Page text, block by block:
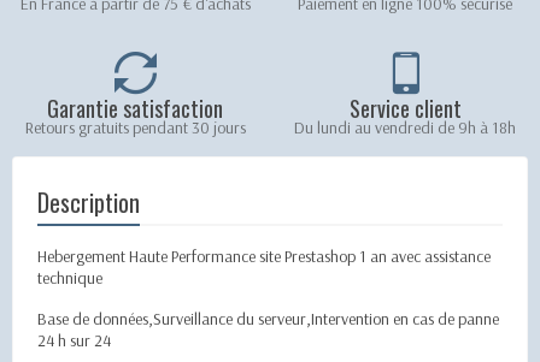
Garantie satisfaction
Retours gratuits pendant 30 jours
Service client
Du lundi au vendredi de 9h à 18h
Description
Hebergement Haute Performance site Prestashop 1 an avec assistance
technique
Base de données,Surveillance du serveur,Intervention en cas de panne
24 h sur 24